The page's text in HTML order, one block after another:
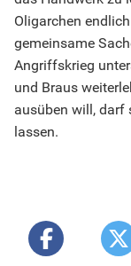
Oligarchen
gemeinsame
Angriffskrieg
und Braus
ausüben will, darf
lassen.